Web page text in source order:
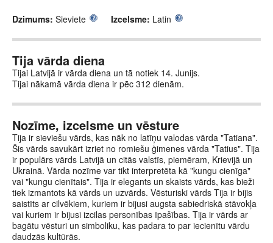
Dzimums: Sieviete Izcelsme: Latin
Tija vārda diena
Tijai Latvijā ir vārda diena un tā notiek 14. Junijs.
Tijai nākamā vārda diena ir pēc 312 dienām.
Nozīme, izcelsme un vēsture
Tija ir sieviešu vārds, kas nāk no latīņu valodas vārda "Tatiana".
Šis vārds savukārt izriet no romiešu ģimenes vārda "Tatius". Tija
ir populārs vārds Latvijā un citās valstīs, piemēram, Krievijā un
Ukrainā. Vārda nozīme var tikt interpretēta kā "kungu cienīga"
vai "kungu cienītais". Tija ir elegants un skaists vārds, kas bieži
tiek izmantots kā vārds un uzvārds. Vēsturiski vārds Tija ir bijis
saistīts ar cilvēkiem, kuriem ir bijusi augsta sabiedriskā stāvokļa
vai kuriem ir bijusi izcilas personības īpašības. Tija ir vārds ar
bagātu vēsturi un simboliku, kas padara to par iecienītu vārdu
daudzās kultūrās.